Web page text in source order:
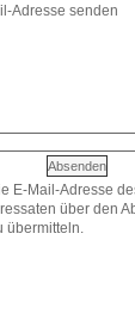
Adresse senden
E-Mail-Adresse
über den
übermitteln.